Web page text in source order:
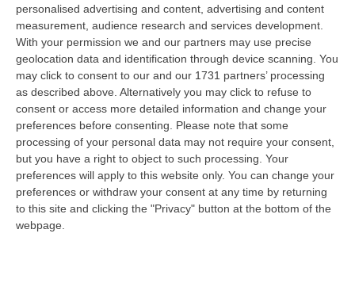
personalised advertising and content, advertising and content
measurement, audience research and services development.
With your permission we and our partners may use precise
geolocation data and identification through device scanning. You
may click to consent to our and our 1731 partners’ processing
as described above. Alternatively you may click to refuse to
consent or access more detailed information and change your
preferences before consenting. Please note that some
processing of your personal data may not require your consent,
but you have a right to object to such processing. Your
preferences will apply to this website only. You can change your
preferences or withdraw your consent at any time by returning
to this site and clicking the "Privacy" button at the bottom of the
webpage.
Clicca e segui “Corriere della Calabria” su Google News
DIAMANTE